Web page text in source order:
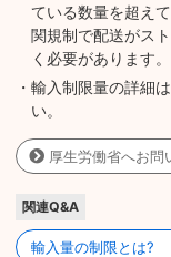
ている数量を超え
関規制で配送がス
く必要があります。
・輸入制限量の詳細
い。
厚生労働省へお問
関連Q&A
輸入量の制限とは?